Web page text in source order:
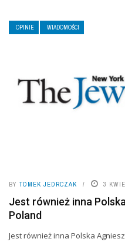
OPINIE WIADOMOŚCI
BY TOMEK JEDRCZAK 3
Jest również inna
Poland
Jest również inna Polska